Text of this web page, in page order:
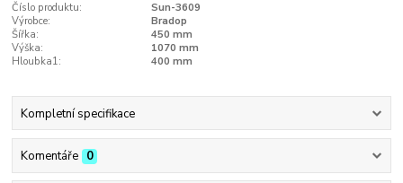
Číslo produktu:
Sun-3609
Výrobce:
Bradop
Šířka:
450 mm
Výška:
1070 mm
Hloubka1:
400 mm
Kompletní specifikace
Komentáře 0